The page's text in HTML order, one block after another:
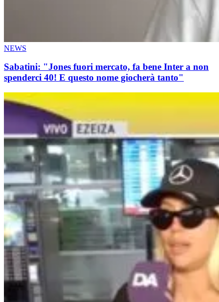
NEWS
Sabatini: "Jones fuori mercato, fa bene Inter a non
spenderci 40! E questo nome giocherà tanto"